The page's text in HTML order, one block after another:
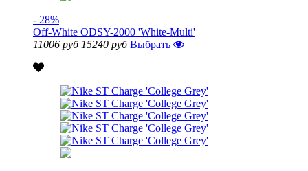
- 28%
Off-White ODSY-2000 'White-Multi'
11006 руб 15240 руб Выбрать